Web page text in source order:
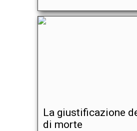
La giustificazione
di morte